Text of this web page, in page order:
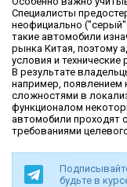
Специалисты
неофициально
такие автомобили
рынка Китая, поэтому
условия и технические
В результате
например, появлением
сложностями в
функционалом
автомобили проходят
требованиями
будьте в